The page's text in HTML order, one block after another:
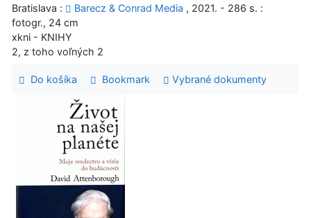
Bratislava :
Barecz & Conrad Media , 2021. - 286 s. :
fotogr., 24 cm
xkni - KNIHY
2, z toho voľných 2
Do košíka Bookmark Vybrané dokumenty